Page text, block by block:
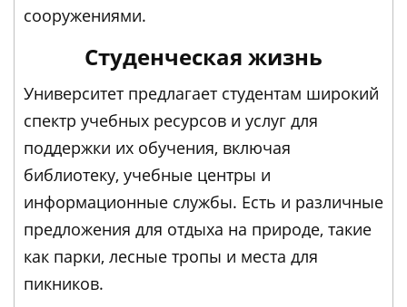
сооружениями.
Студенческая жизнь
Университет предлагает студентам широкий
спектр учебных ресурсов и услуг для
поддержки их обучения, включая
библиотеку, учебные центры и
информационные службы. Есть и различные
предложения для отдыха на природе, такие
как парки, лесные тропы и места для
пикников.